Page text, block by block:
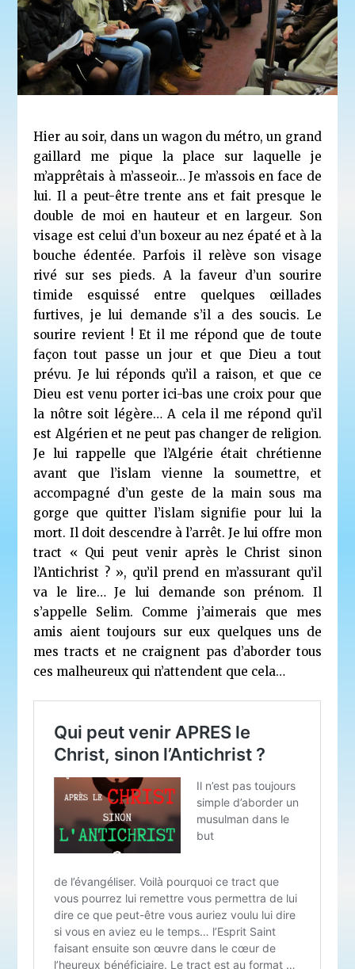
Hier au soir, dans un wagon du métro, un grand
gaillard me pique la place sur laquelle je
m’apprêtais à m’asseoir… Je m’assois en face de
lui. Il a peut-être trente ans et fait presque le
double de moi en hauteur et en largeur. Son
visage est celui d’un boxeur au nez épaté et à la
bouche édentée. Parfois il relève son visage
rivé sur ses pieds. A la faveur d’un sourire
timide esquissé entre quelques œillades
furtives, je lui demande s’il a des soucis. Le
sourire revient ! Et il me répond que de toute
façon tout passe un jour et que Dieu a tout
prévu. Je lui réponds qu’il a raison, et que ce
Dieu est venu porter ici-bas une croix pour que
la nôtre soit légère… A cela il me répond qu’il
est Algérien et ne peut pas changer de religion.
Je lui rappelle que l’Algérie était chrétienne
avant que l’islam vienne la soumettre, et
accompagné d’un geste de la main sous ma
gorge que quitter l’islam signifie pour lui la
mort. Il doit descendre à l’arrêt. Je lui offre mon
tract « Qui peut venir après le Christ sinon
l’Antichrist ? », qu’il prend en m’assurant qu’il
va le lire… Je lui demande son prénom. Il
s’appelle Selim. Comme j’aimerais que mes
amis aient toujours sur eux quelques uns de
mes tracts et ne craignent pas d’aborder tous
ces malheureux qui n’attendent que cela…